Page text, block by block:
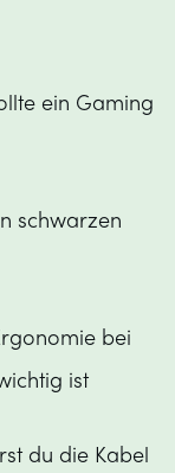
ein Gaming
schwarzen
bei
ist
du die Kabel